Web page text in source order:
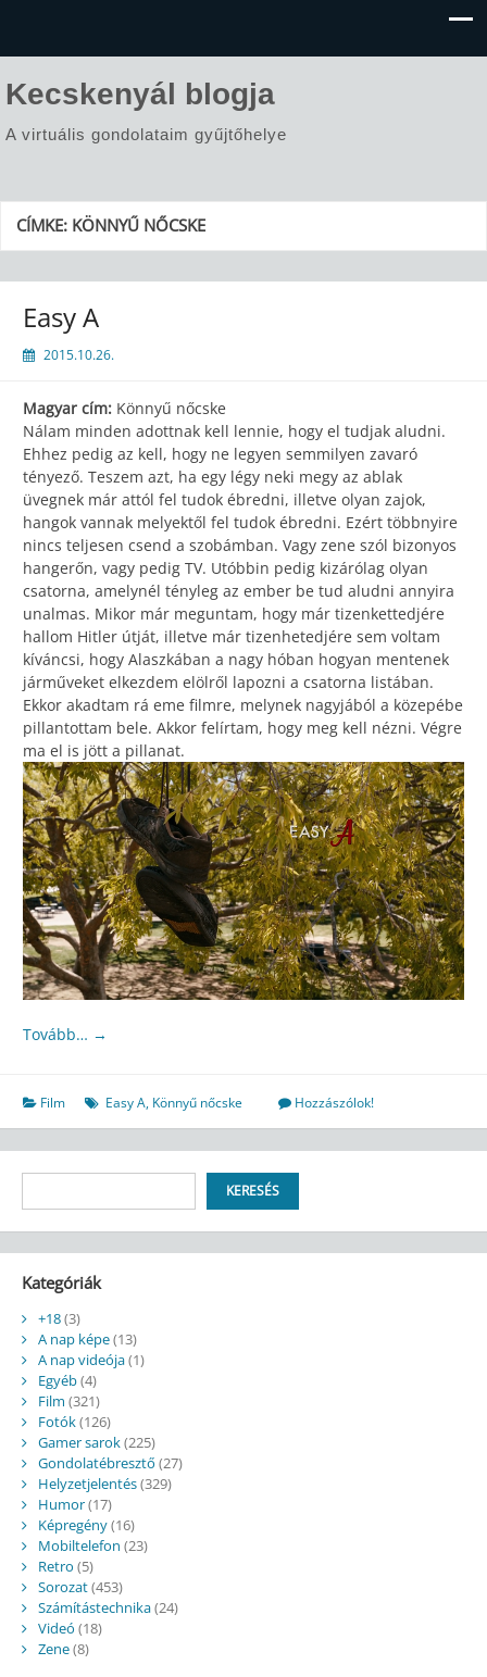
Kecskenyál blogja
A virtuális gondolataim gyűjtőhelye
CÍMKE: KÖNNYŰ NŐCSKE
Easy A
2015.10.26.
Magyar cím: Könnyű nőcske
Nálam minden adottnak kell lennie, hogy el tudjak aludni.
Ehhez pedig az kell, hogy ne legyen semmilyen zavaró
tényező. Teszem azt, ha egy légy neki megy az ablak
üvegnek már attól fel tudok ébredni, illetve olyan zajok,
hangok vannak melyektől fel tudok ébredni. Ezért többnyire
nincs teljesen csend a szobámban. Vagy zene szól bizonyos
hangerőn, vagy pedig TV. Utóbbin pedig kizárólag olyan
csatorna, amelynél tényleg az ember be tud aludni annyira
unalmas. Mikor már meguntam, hogy már tizenkettedjére
hallom Hitler útját, illetve már tizenhetedjére sem voltam
kíváncsi, hogy Alaszkában a nagy hóban hogyan mentenek
járműveket elkezdem elölről lapozni a csatorna listában.
Ekkor akadtam rá eme filmre, melynek nagyjából a közepébe
pillantottam bele. Akkor felírtam, hogy meg kell nézni. Végre
ma el is jött a pillanat.
Tovább… →
Film Easy A, Könnyű nőcske Hozzászólok!
KERESÉS
Kategóriák
+18(3)
A nap képe(13)
A nap videója(1)
Egyéb(4)
Film (321)
Fotók(126)
Gamer sarok(225)
Gondolatébresztő (27)
Helyzetjelentés(329)
Humor(17)
Képregény(16)
Mobiltelefon (23)
Retro (5)
Sorozat(453)
Számítástechnika(24)
Videó (18)
Zene(8)